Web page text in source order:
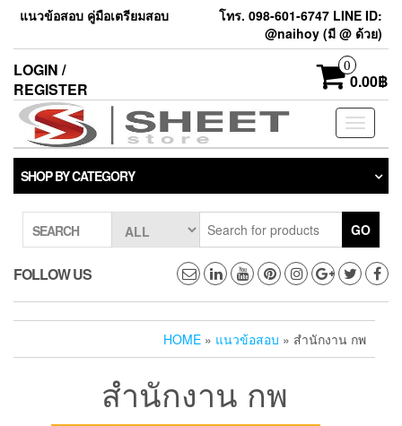
แนวข้อสอบ คู่มือเตรียมสอบ
โทร. 098-601-6747 LINE ID:
@naihoy (มี @ ด้วย)
LOGIN /
REGISTER
0
0.00฿
Toggle
SHOP BY CATEGORY
SEARCH GO
FOLLOW US
HOME » แนวข้อสอบ » สำนักงาน กพ
สำนักงาน กพ